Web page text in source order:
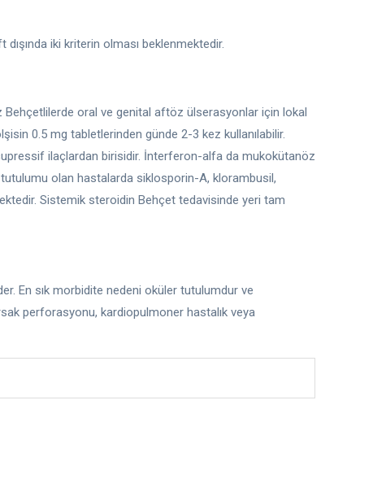
iki kriterin olması beklenmektedir.
oral ve genital aftöz ülserasyonlar için lokal
0.5 mg tabletlerinden günde 2-3 kez kullanılabilir.
ilaçlardan birisidir. İnterferon-alfa da mukokütanöz
olan hastalarda siklosporin-A, klorambusil,
Sistemik steroidin Behçet tedavisinde yeri tam
En sık morbidite nedeni oküler tutulumdur ve
perforasyonu, kardiopulmoner hastalık veya